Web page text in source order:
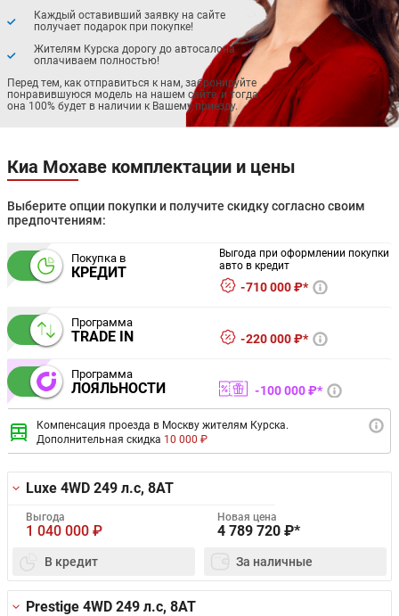
Каждый оставивший заявку на сайте
получает подарок при покупке!
Жителям Курска дорогу до автосалона
оплачиваем полностью!
Перед тем, как отправиться к нам, забронируйте
понравившуюся модель на нашем сайте, и тогда
она 100% будет в наличии к Вашему приезду.
Киа Мохаве комплектации и цены
Выберите опции покупки и получите скидку согласно своим
предпочтениям:
Покупка в
КРЕДИТ
Выгода при оформлении покупки
авто в кредит
710 000 ₽*
Программа
TRADE IN 220 000 ₽*
Программа
ЛОЯЛЬНОСТИ 100 000 ₽*
Компенсация проезда в Москву жителям Курска.
Дополнительная скидка 10 000 ₽
Luxe 4WD 249 л.с, 8AT
Выгода
1 040 000 ₽
Новая цена
4 789 720 ₽*
В кредит За наличные
Prestige 4WD 249 л.с, 8AT